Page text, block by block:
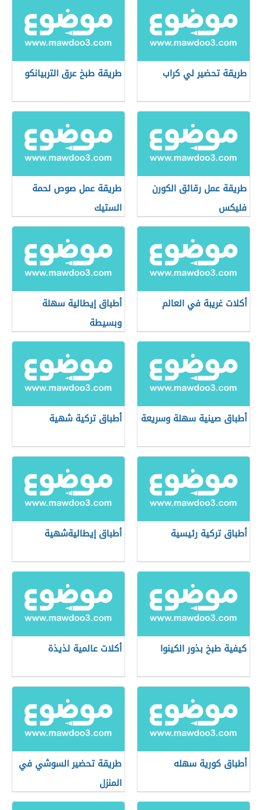
طريقة تحضير لي كراب طريقة طبخ عرق التربيانكو
طريقة عمل رقائق الكورن
فليكس
طريقة عمل صوص لحمة
الستيك
أكلات غريبة في العالم
أطباق إيطالية سهلة
وبسيطة
أطباق صينية سهلة وسريعة أطباق تركية شهية
أطباق تركية رئيسية أطباق إيطاليةشهية
كيفية طبخ بذور الكينوا أكلات عالمية لذيذة
أطباق كورية سهله
طريقة تحضير السوشي في
المنزل